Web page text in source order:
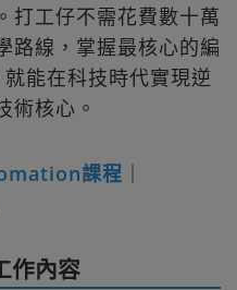
打工仔不需花費數十萬
路線，掌握最核心的編
能在科技時代實現逆
術核心。
課程
作內容